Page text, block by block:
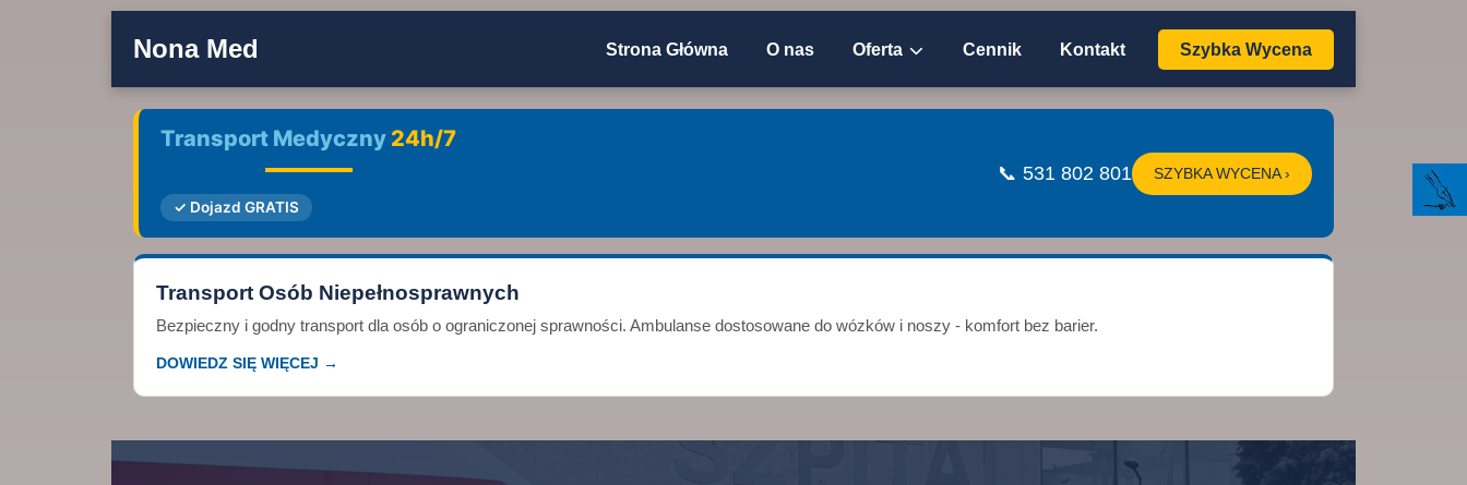
Nona Med Strona Główna O nas Oferta Cennik Kontakt Szybka Wycena
Transport Medyczny 24h/7
✓ Dojazd GRATIS
📞 531 802 801 SZYBKA WYCENA ›
Transport Osób Niepełnosprawnych
Bezpieczny i godny transport dla osób o ograniczonej sprawności. Ambulanse dostosowane do wózków i noszy - komfort bez barier.
DOWIEDZ SIĘ WIĘCEJ →